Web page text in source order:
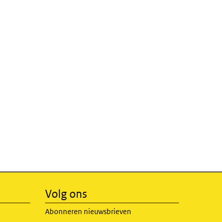
Volg ons
Abonneren nieuwsbrieven